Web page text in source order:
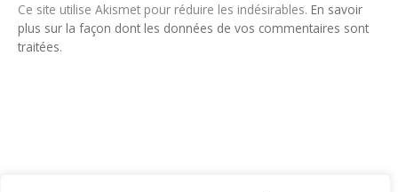
Ce site utilise Akismet pour réduire les indésirables. En savoir
plus sur la façon dont les données de vos commentaires sont
traitées.